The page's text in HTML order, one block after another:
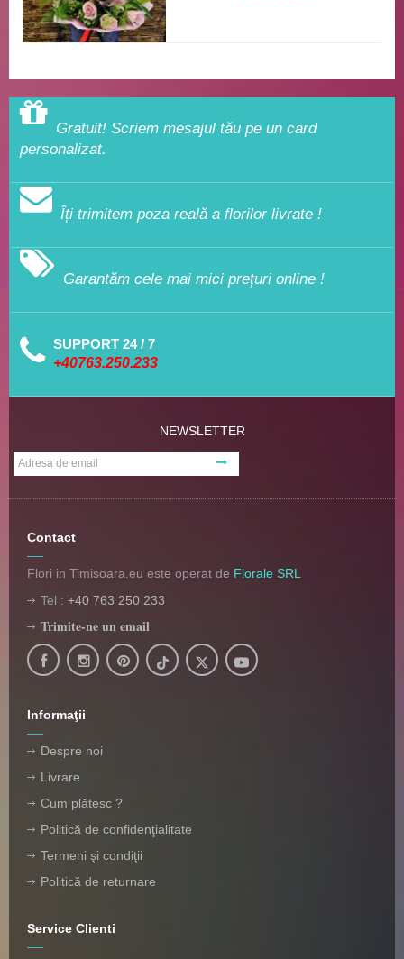
Gratuit! Scriem mesajul tău pe un card
personalizat.
Îți trimitem poza reală a florilor livrate !
Garantăm cele mai mici prețuri online !
SUPPORT 24 / 7
+40763.250.233
NEWSLETTER
Contact
Flori in Timisoara.eu este operat de Florale SRL
Tel : +40 763 250 233
Trimite-ne un email
Informaţii
Despre noi
Livrare
Cum plătesc ?
Politică de confidenţialitate
Termeni şi condiţii
Politică de returnare
Service Clienti